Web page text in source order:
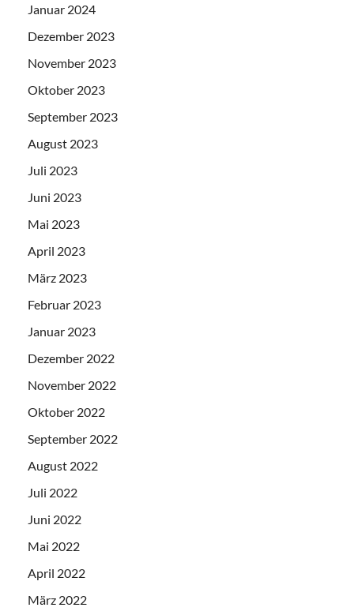
Januar 2024
Dezember 2023
November 2023
Oktober 2023
September 2023
August 2023
Juli 2023
Juni 2023
Mai 2023
April 2023
März 2023
Februar 2023
Januar 2023
Dezember 2022
November 2022
Oktober 2022
September 2022
August 2022
Juli 2022
Juni 2022
Mai 2022
April 2022
März 2022